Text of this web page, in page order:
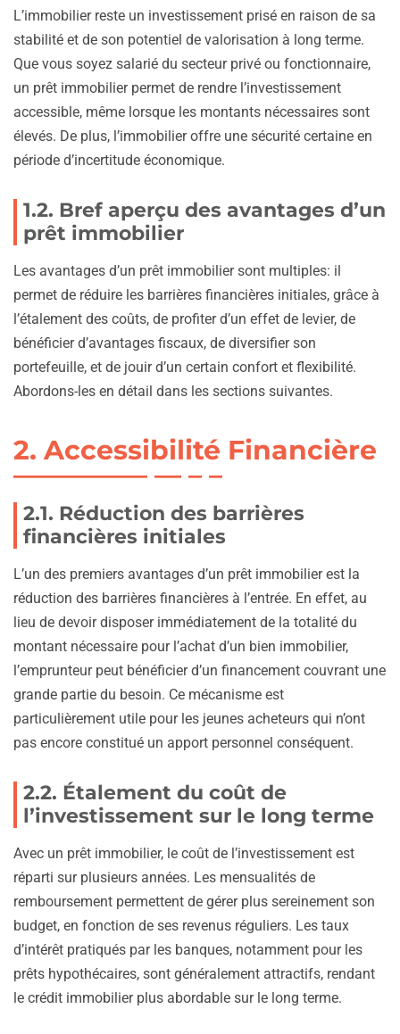
L’immobilier reste un investissement prisé en raison de sa
stabilité et de son potentiel de valorisation à long terme.
Que vous soyez salarié du secteur privé ou fonctionnaire,
un prêt immobilier permet de rendre l’investissement
accessible, même lorsque les montants nécessaires sont
élevés. De plus, l’immobilier offre une sécurité certaine en
période d’incertitude économique.
1.2. Bref aperçu des avantages d’un
prêt immobilier
Les avantages d’un prêt immobilier sont multiples: il
permet de réduire les barrières financières initiales, grâce à
l’étalement des coûts, de profiter d’un effet de levier, de
bénéficier d’avantages fiscaux, de diversifier son
portefeuille, et de jouir d’un certain confort et flexibilité.
Abordons-les en détail dans les sections suivantes.
2. Accessibilité Financière
2.1. Réduction des barrières
financières initiales
L’un des premiers avantages d’un prêt immobilier est la
réduction des barrières financières à l’entrée. En effet, au
lieu de devoir disposer immédiatement de la totalité du
montant nécessaire pour l’achat d’un bien immobilier,
l’emprunteur peut bénéficier d’un financement couvrant une
grande partie du besoin. Ce mécanisme est
particulièrement utile pour les jeunes acheteurs qui n’ont
pas encore constitué un apport personnel conséquent.
2.2. Étalement du coût de
l’investissement sur le long terme
Avec un prêt immobilier, le coût de l’investissement est
réparti sur plusieurs années. Les mensualités de
remboursement permettent de gérer plus sereinement son
budget, en fonction de ses revenus réguliers. Les taux
d’intérêt pratiqués par les banques, notamment pour les
prêts hypothécaires, sont généralement attractifs, rendant
le crédit immobilier plus abordable sur le long terme.